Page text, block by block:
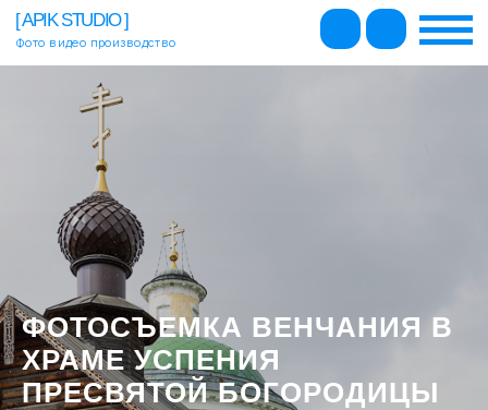
ВИДЫ СЪЕМОК И ЦЕНЫ
[ APIK STUDIO ]
Фото видео производство
ФОТОСЪЕМКА ВЕНЧАНИЯ В
ХРАМЕ УСПЕНИЯ
ПРЕСВЯТОЙ БОГОРОДИЦЫ